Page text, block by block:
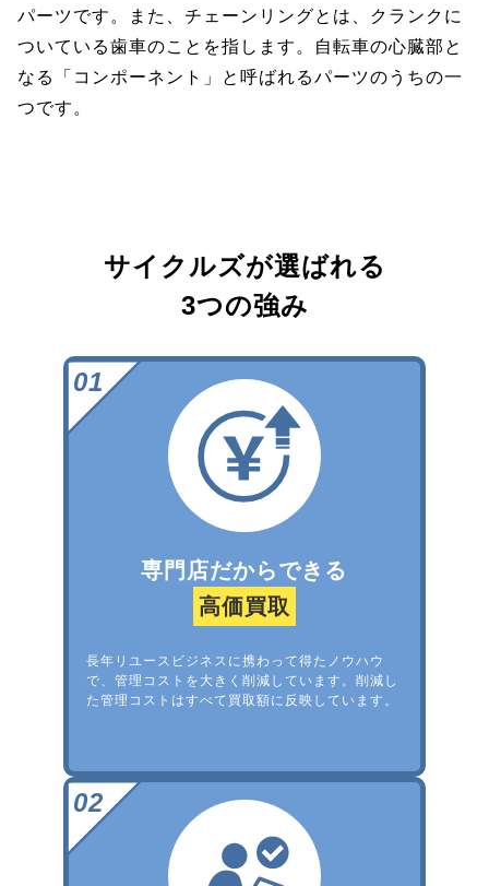
パーツです。また、チェーンリングとは、クランクに
ついている歯車のことを指します。自転車の心臓部と
なる「コンポーネント」と呼ばれるパーツのうちの一
つです。
サイクルズが選ばれる
3つの強み
専門店だからできる
高価買取
長年リユースビジネスに携わって得たノウハウ
で、管理コストを大きく削減しています。削減し
た管理コストはすべて買取額に反映しています。